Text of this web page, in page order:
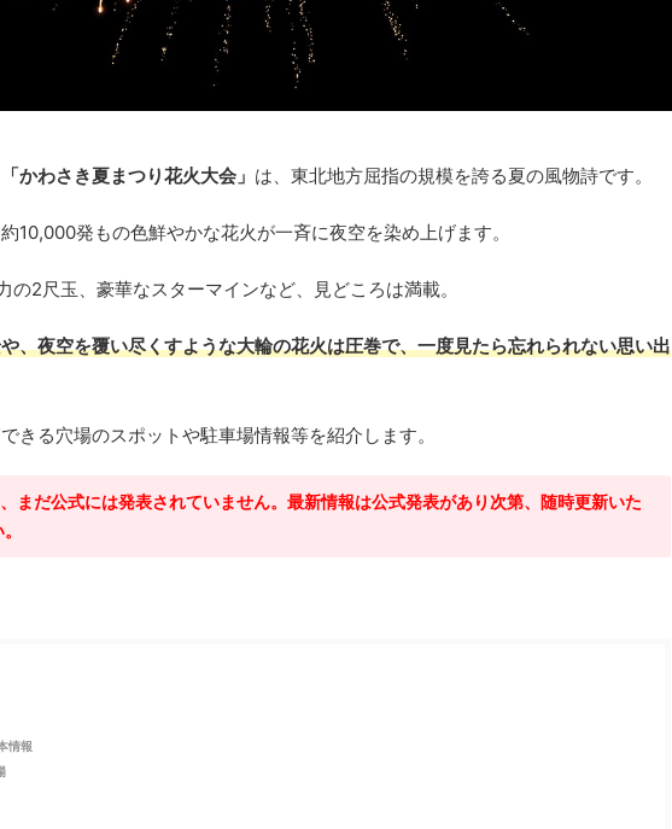
「かわさき夏まつり花火大会」 は、東北地方屈指の規模を誇る夏の風物詩です。
10,000発もの色鮮やかな花火が一斉に夜空を染め上げます。
2尺玉、豪華なスターマインなど、見どころは満載。
、夜空を覆い尽くすような大輪の花火は圧巻で、一度見たら忘れられない思い出
きる穴場のスポットや駐車場情報等を紹介します。
まだ公式には発表されていません。最新情報は公式発表があり次第、随時更新いた
情報